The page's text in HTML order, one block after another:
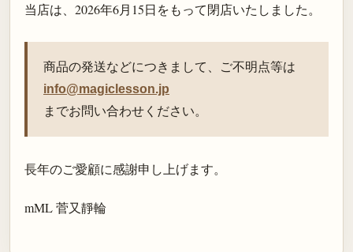
当店は、 2026年6月15日をもって閉店いたしました。
商品の発送などにつきまして、ご不明点等は
info@magiclesson.jp
までお問い合わせください。
長年のご愛顧に感謝申し上げます。
mML 菅又靜輪